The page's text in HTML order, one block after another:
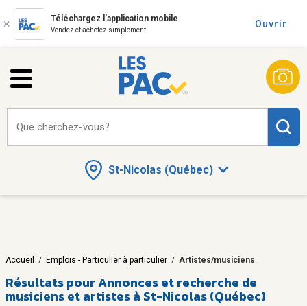
Téléchargez l'application mobile
Vendez et achetez simplement
Ouvrir
St-Nicolas (Québec)
Que cherchez-vous?
Accueil / Emplois - Particulier à particulier / Artistes/musiciens
Résultats pourAnnonces et recherche de
musiciens et artistes à St-Nicolas (Québec)